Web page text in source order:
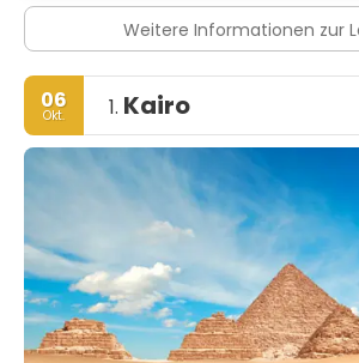
Weitere Informationen zur
06
Okt. 1. Kairo